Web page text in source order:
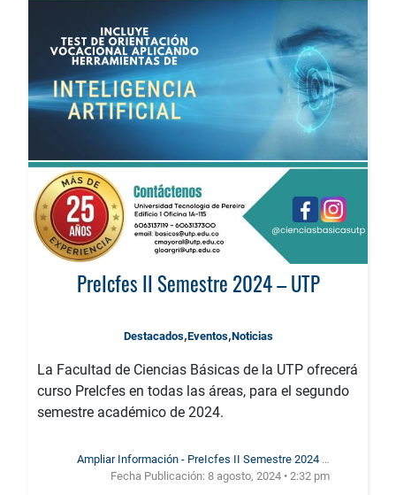
PreIcfes II Semestre 2024 – UTP
Destacados,Eventos,Noticias
La Facultad de Ciencias Básicas de la UTP ofrecerá
curso PreIcfes en todas las áreas, para el segundo
semestre académico de 2024.
Ampliar Información - PreIcfes II Semestre 2024 –
UTP
Fecha Publicación: 8 agosto, 2024 • 2:32 pm